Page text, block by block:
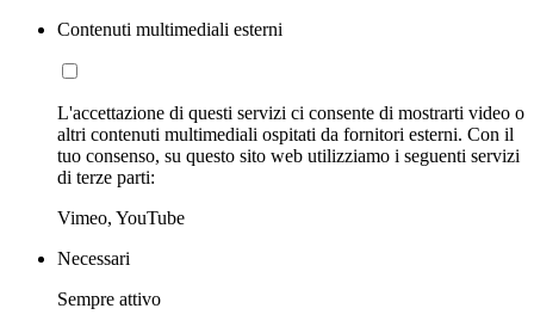
Contenuti multimediali esterni
L'accettazione di questi servizi ci consente di mostrarti video o
altri contenuti multimediali ospitati da fornitori esterni. Con il
tuo consenso, su questo sito web utilizziamo i seguenti servizi
di terze parti:
Vimeo, YouTube
Necessari
Sempre attivo